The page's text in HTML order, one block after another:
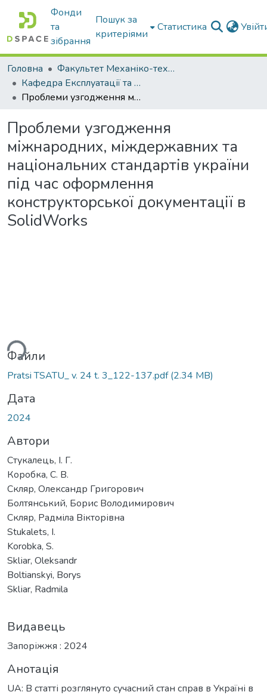
Фонди
та
зібрання
Пошук за
критеріями
Статистика
Головна
Факультет Механіко-технологічний
Кафедра Експлуатації та технічного сервісу машин
Проблеми узгодження міжнародних, міждержавних та національних стандартів україни під час оформлення конструкторської документації в SolidWorks
Проблеми узгодження
міжнародних, міждержавних та
національних стандартів україни
під час оформлення
конструкторської документації в
SolidWorks
Файли
Pratsi TSATU_ v. 24 t. 3_122-137.pdf(2.34 MB)
Дата
2024
Автори
Стукалець, І. Г.
Коробка, С. В.
Скляр, Олександр Григорович
Болтянський, Борис Володимирович
Скляр, Радміла Вікторівна
Stukalets, I.
Korobka, S.
Sklіar, Oleksandr
Boltianskyi, Borys
Sklіar, Radmila
Видавець
Запоріжжя : 2024
Анотація
UA: В статті розглянуто сучасний стан справ в Україні в